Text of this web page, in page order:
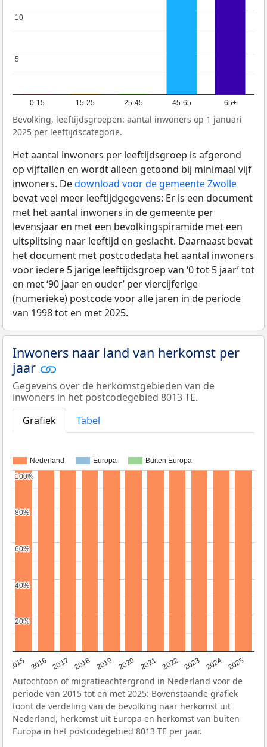
0-15 15-25 25-45 45-65 65+
5
5
10
10
Bevolking, leeftijdsgroepen: aantal inwoners op 1 januari
2025 per leeftijdscategorie.
Het aantal inwoners per leeftijdsgroep is afgerond
op vijftallen en wordt alleen getoond bij minimaal vijf
inwoners. Dedownload voor de gemeente Zwolle
bevat veel meer leeftijdgegevens: Er is een document
met het aantal inwoners in de gemeente per
levensjaar en met een bevolkingspiramide met een
uitsplitsing naar leeftijd en geslacht. Daarnaast bevat
het document met postcodedata het aantal inwoners
voor iedere 5 jarige leeftijdsgroep van ‘0 tot 5 jaar’ tot
en met ‘90 jaar en ouder’ per viercijferige
(numerieke) postcode voor alle jaren in de periode
van 1998 tot en met 2025.
Inwoners naar land van herkomst per
jaar
Gegevens over de herkomstgebieden van de
inwoners in het postcodegebied 8013 TE.
Grafiek
Tabel
Nederland Europa Buiten Europa
2015 2016 2017 2018 2019 2020 2021 2022 2023 2024 2025
20%
20%
40%
40%
60%
60%
80%
80%
100%
100%
Autochtoon of migratieachtergrond in Nederland voor de
periode van 2015 tot en met 2025: Bovenstaande grafiek
toont de verdeling van de bevolking naar herkomst uit
Nederland, herkomst uit Europa en herkomst van buiten
Europa in het postcodegebied 8013 TE per jaar.